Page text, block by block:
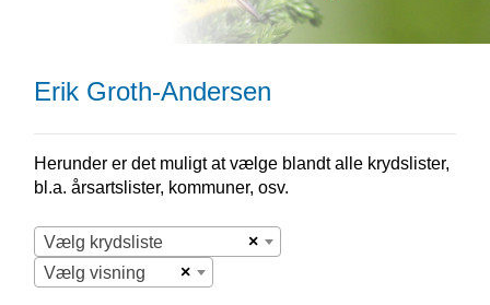
Erik Groth-Andersen
Herunder er det muligt at vælge blandt alle krydslister,
bl.a. årsartslister, kommuner, osv.
×
Vælg krydsliste
×
Vælg visning